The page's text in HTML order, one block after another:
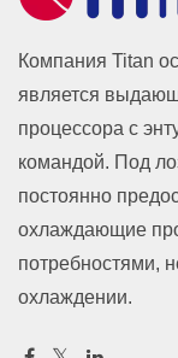
Компания Titan
является
процессора с
командой. Под
постоянно
охлаждающие
потребностями,
охлаждении.